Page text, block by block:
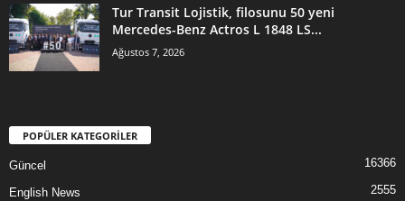
Tur Transit Lojistik, filosunu 50 yeni
Mercedes-Benz Actros L 1848 LS...
Ağustos 7, 2026
POPÜLER KATEGORİLER
Güncel 16366
English News 2555